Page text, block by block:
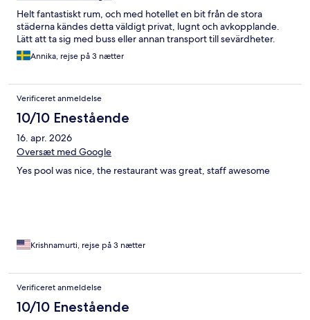
Helt fantastiskt rum, och med hotellet en bit från de stora
städerna kändes detta väldigt privat, lugnt och avkopplande.
Lätt att ta sig med buss eller annan transport till sevärdheter.
Annika, rejse på 3 nætter
Verificeret anmeldelse
10/10 Enestående
16. apr. 2026
Oversæt med Google
Yes pool was nice, the restaurant was great, staff awesome
Krishnamurti, rejse på 3 nætter
Verificeret anmeldelse
10/10 Enestående